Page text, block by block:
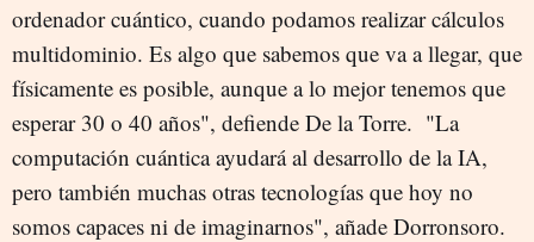
ordenador cuántico, cuando podamos realizar cálculos
multidominio. Es algo que sabemos que va a llegar, que
físicamente es posible, aunque a lo mejor tenemos que
esperar 30 o 40 años", defiende De la Torre. "La
computación cuántica ayudará al desarrollo de la IA,
pero también muchas otras tecnologías que hoy no
somos capaces ni de imaginarnos", añade Dorronsoro.